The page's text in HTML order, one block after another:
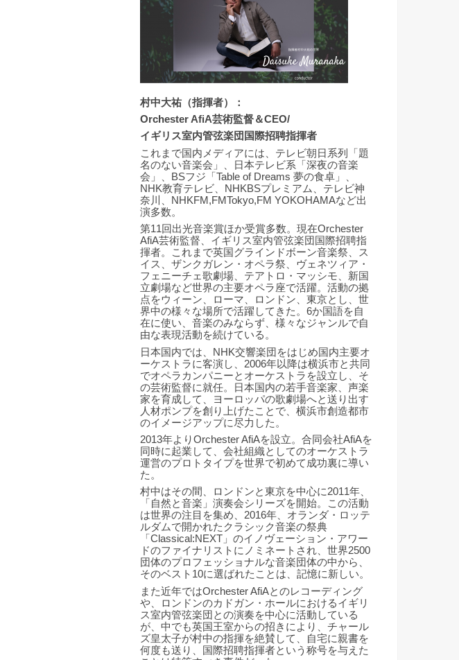
村中大祐（指揮者）：
Orchester AfiA芸術監督＆CEO/
イギリス室内管弦楽団国際招聘指揮者
これまで国内メディアには、テレビ朝日系列「題
名のない音楽会」、日本テレビ系「深夜の音楽
会」、BSフジ「Table of Dreams 夢の食卓」、
NHK教育テレビ、NHKBSプレミアム、テレビ神
奈川、NHKFM,FMTokyo,FM YOKOHAMAなど出
演多数。
第11回出光音楽賞ほか受賞多数。現在Orchester
AfiA芸術監督、イギリス室内管弦楽団国際招聘指
揮者。これまで英国グラインドボーン音楽祭、ス
イス、ザンクガレン・オペラ祭、ヴェネツィア・
フェニーチェ歌劇場、テアトロ・マッシモ、新国
立劇場など世界の主要オペラ座で活躍。活動の拠
点をウィーン、ローマ、ロンドン、東京とし、世
界中の様々な場所で活躍してきた。6か国語を自
在に使い、音楽のみならず、様々なジャンルで自
由な表現活動を続けている。
日本国内では、NHK交響楽団をはじめ国内主要オ
ーケストラに客演し、2006年以降は横浜市と共同
でオペラカンパニーとオーケストラを設立し、そ
の芸術監督に就任。日本国内の若手音楽家、声楽
家を育成して、ヨーロッパの歌劇場へと送り出す
人材ポンプを創り上げたことで、横浜市創造都市
のイメージアップに尽力した。
2013年よりOrchester AfiAを設立。合同会社AfiAを
同時に起業して、会社組織としてのオーケストラ
運営のプロトタイプを世界で初めて成功裏に導い
た。
村中はその間、ロンドンと東京を中心に2011年、
「自然と音楽」演奏会シリーズを開始。この活動
は世界の注目を集め、2016年、オランダ・ロッテ
ルダムで開かれたクラシック音楽の祭典
「Classical:NEXT」のイノヴェーション・アワー
ドのファイナリストにノミネートされ、世界2500
団体のプロフェッショナルな音楽団体の中から、
そのベスト10に選ばれたことは、記憶に新しい。
また近年ではOrchester AfiAとのレコーディング
や、ロンドンのカドガン・ホールにおけるイギリ
ス室内管弦楽団との演奏を中心に活動している
が、中でも英国王室からの招きにより、チャール
ズ皇太子が村中の指揮を絶賛して、自宅に親書を
何度も送り、国際招聘指揮者という称号を与えた